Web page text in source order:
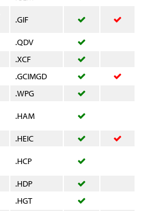
.GIF
.QDV
.XCF
.GCIMGD
.WPG
.HAM
.HEIC
.HCP
.HDP
.HGT